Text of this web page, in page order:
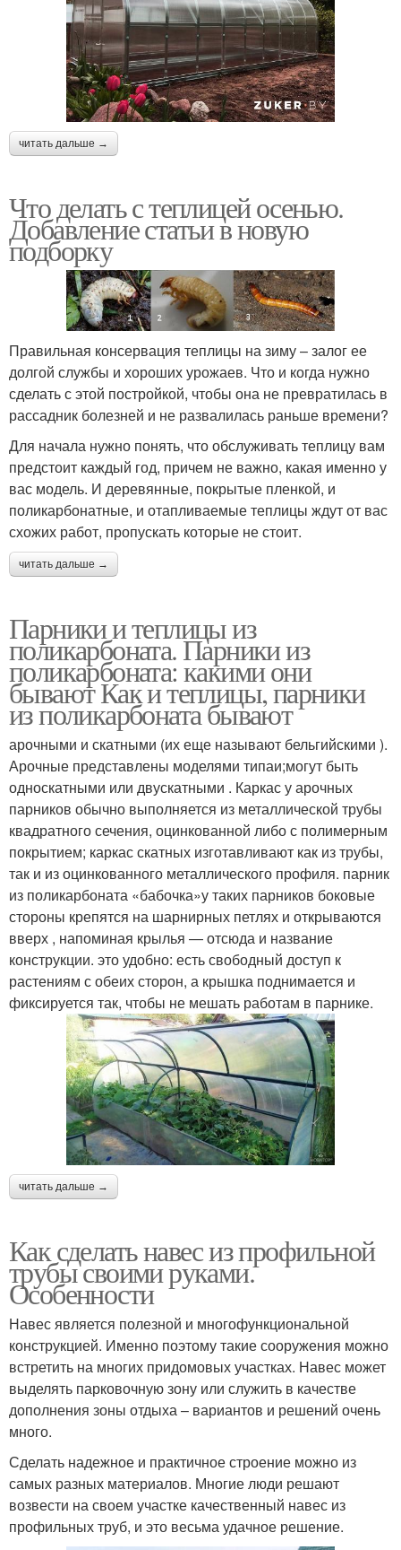
читать дальше →
Что делать с теплицей осенью.
Добавление статьи в новую
подборку
Правильная консервация теплицы на зиму – залог ее
долгой службы и хороших урожаев. Что и когда нужно
сделать с этой постройкой, чтобы она не превратилась в
рассадник болезней и не развалилась раньше времени?
Для начала нужно понять, что обслуживать теплицу вам
предстоит каждый год, причем не важно, какая именно у
вас модель. И деревянные, покрытые пленкой, и
поликарбонатные, и отапливаемые теплицы ждут от вас
схожих работ, пропускать которые не стоит.
читать дальше →
Парники и теплицы из
поликарбоната. Парники из
поликарбоната: какими они
бывают Как и теплицы, парники
из поликарбоната бывают
арочными и скатными (их еще называют бельгийскими ).
Арочные представлены моделями типаи;могут быть
односкатными или двускатными . Каркас у арочных
парников обычно выполняется из металлической трубы
квадратного сечения, оцинкованной либо с полимерным
покрытием; каркас скатных изготавливают как из трубы,
так и из оцинкованного металлического профиля. парник
из поликарбоната «бабочка»у таких парников боковые
стороны крепятся на шарнирных петлях и открываются
вверх , напоминая крылья — отсюда и название
конструкции. это удобно: есть свободный доступ к
растениям с обеих сторон, а крышка поднимается и
фиксируется так, чтобы не мешать работам в парнике.
читать дальше →
Как сделать навес из профильной
трубы своими руками.
Особенности
Навес является полезной и многофункциональной
конструкцией. Именно поэтому такие сооружения можно
встретить на многих придомовых участках. Навес может
выделять парковочную зону или служить в качестве
дополнения зоны отдыха – вариантов и решений очень
много.
Сделать надежное и практичное строение можно из
самых разных материалов. Многие люди решают
возвести на своем участке качественный навес из
профильных труб, и это весьма удачное решение.